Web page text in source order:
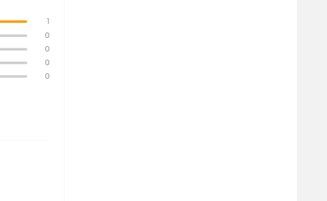
1
0
0
0
0